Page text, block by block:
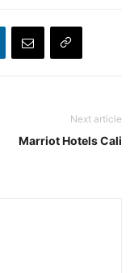
Next article
Marriot Hotels Cali